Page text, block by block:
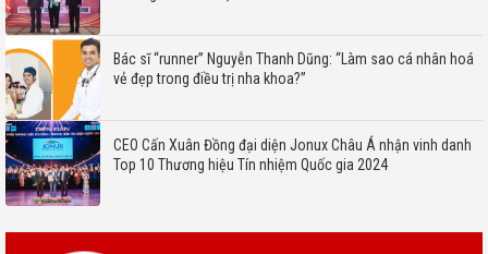
Bác sĩ “runner” Nguyễn Thanh Dũng: “Làm sao cá nhân hoá
vẻ đẹp trong điều trị nha khoa?”
CEO Cấn Xuân Đồng đại diện Jonux Châu Á nhận vinh danh
Top 10 Thương hiệu Tín nhiệm Quốc gia 2024